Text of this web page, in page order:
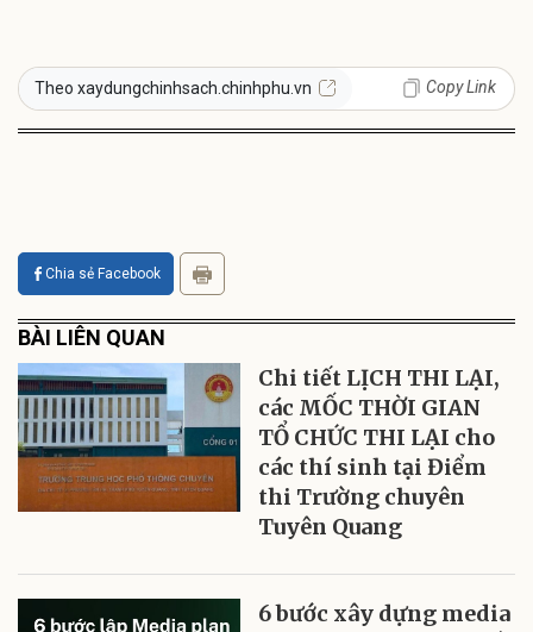
Theo xaydungchinhsach.chinhphu.vn Copy Link
Chia sẻ Facebook
BÀI LIÊN QUAN
Chi tiết LỊCH THI LẠI,
các MỐC THỜI GIAN
TỔ CHỨC THI LẠI cho
các thí sinh tại Điểm
thi Trường chuyên
Tuyên Quang
6 bước xây dựng media